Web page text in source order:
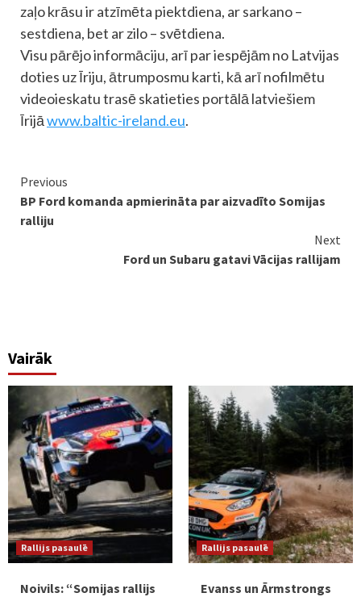
zaļo krāsu ir atzīmēta piektdiena, ar sarkano –
sestdiena, bet ar zilo – svētdiena.
Visu pārējo informāciju, arī par iespējām no Latvijas
doties uz Īriju, ātrumposmu karti, kā arī nofilmētu
videoieskatu trasē skatieties portālā latviešiem
Īrijāwww.baltic-ireland.eu.
Continue
Reading
Previous
BP Ford komanda apmierināta par aizvadīto Somijas
ralliju
Next
Ford un Subaru gatavi Vācijas rallijam
Vairāk
Rallijs pasaulē
Noivils: “Somijas rallijs
Rallijs pasaulē
Evanss un Ārmstrongs